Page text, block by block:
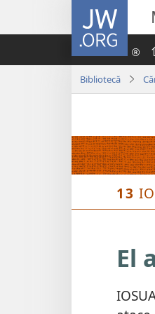
JW.ORG
Bibliotecă
13
El